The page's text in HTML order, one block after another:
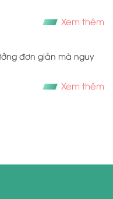
Xem thêm
đơn giản mà nguy
Xem thêm